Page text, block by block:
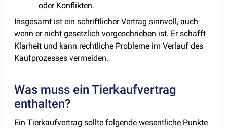
oder Konflikten.
Insgesamt ist ein schriftlicher Vertrag sinnvoll, auch
wenn er nicht gesetzlich vorgeschrieben ist. Er schafft
Klarheit und kann rechtliche Probleme im Verlauf des
Kaufprozesses vermeiden.
Was muss ein Tierkaufvertrag
enthalten?
Ein Tierkaufvertrag sollte folgende wesentliche Punkte